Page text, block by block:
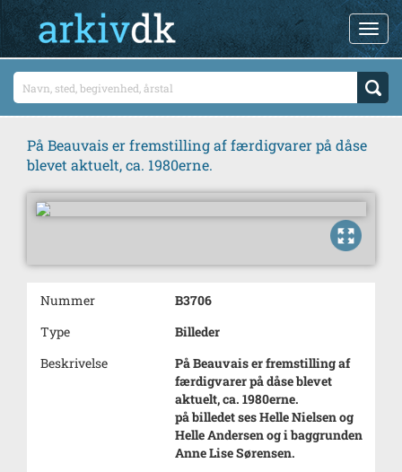
På Beauvais er fremstilling af færdigvarer på dåse
blevet aktuelt, ca. 1980erne.
Nummer
B3706
Type
Billeder
Beskrivelse
På Beauvais er fremstilling af
færdigvarer på dåse blevet
aktuelt, ca. 1980erne.
på billedet ses Helle Nielsen og
Helle Andersen og i baggrunden
Anne Lise Sørensen.